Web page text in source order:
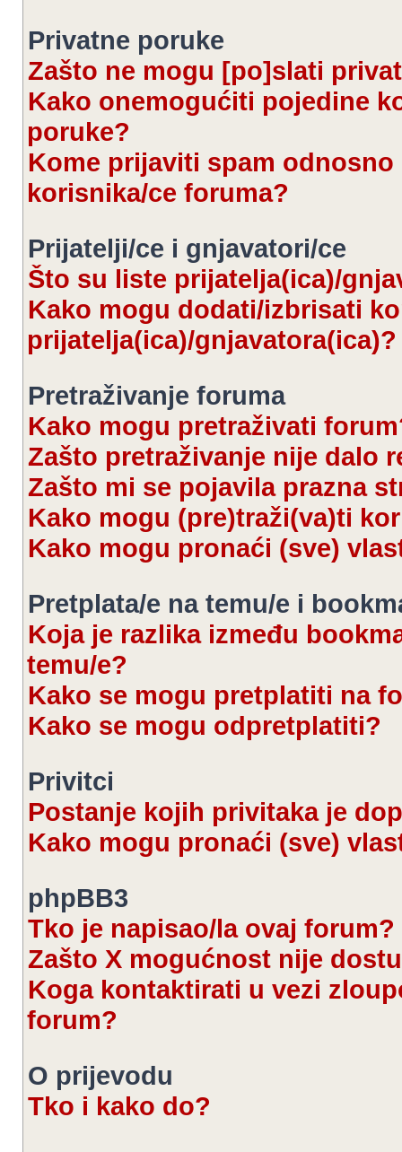
Privatne poruke
Zašto ne mogu [po]slati
Kako onemogućiti pojedine
poruke?
Kome prijaviti spam
korisnika/ce foruma?
Prijatelji/ce i gnjavatori/ce
Što su liste prijatelja(ica)/
Kako mogu dodati/izbrisati
prijatelja(ica)/gnjavatora(ica)?
Pretraživanje foruma
Kako mogu pretraživati
Zašto pretraživanje nije dalo
Zašto mi se pojavila prazna
Kako mogu (pre)traži(va)ti
Kako mogu pronaći (sve)
Pretplata/e na temu/e i
Koja je razlika između
temu/e?
Kako se mogu pretplatiti na
Kako se mogu odpretplatiti?
Privitci
Postanje kojih privitaka je
Kako mogu pronaći (sve)
phpBB3
Tko je napisao/la ovaj forum?
Zašto X mogućnost nije
Koga kontaktirati u vezi
forum?
O prijevodu
Tko i kako do?